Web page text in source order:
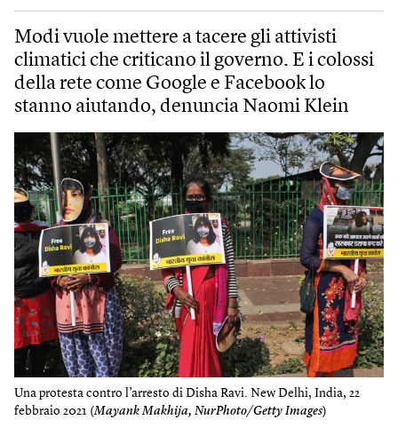
Modi vuole mettere a tacere gli attivisti
climatici che criticano il governo. E i colossi
della rete come Google e Facebook lo
stanno aiutando, denuncia Naomi Klein
Una protesta contro l’arresto di Disha Ravi. New Delhi, India, 22
febbraio 2021 (Mayank Makhija, NurPhoto/Getty Images)